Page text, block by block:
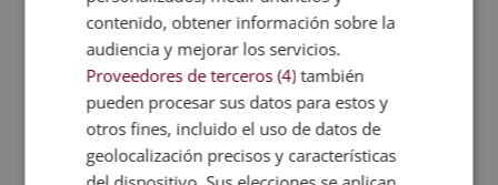
mucho en deducir que nosotros debemos hacer lo
mismo para obtener la misma recompensa. En esto
se basa la técnica de espejo: consiste en
qué conductas son positivas a través de un
segundo perro entrenado. De esta manera, los
canes entienden qué es lo que no deben hacer y
qué se espera de su comportamiento.
contenido, obtener información sobre la
audiencia y mejorar los servicios.
Proveedores de terceros (4) también
pueden procesar sus datos para estos y
otros fines, incluido el uso de datos de
geolocalización precisos y características